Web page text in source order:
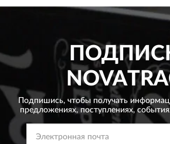
Подпишись, чтобы получать
предложениях,поступлениях,